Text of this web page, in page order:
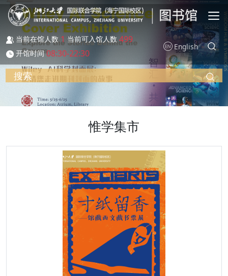
跳转到主要内容
当前在馆人数 1 当前可入馆人数 499
开馆时间 08:30-22:30
English
搜索
惟学集市